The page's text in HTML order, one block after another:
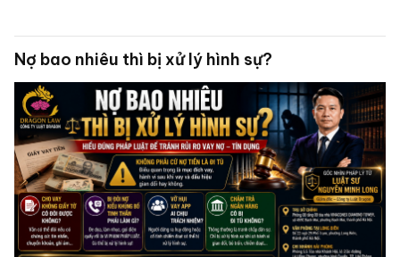
Nợ bao nhiêu thì bị xử lý hình sự?